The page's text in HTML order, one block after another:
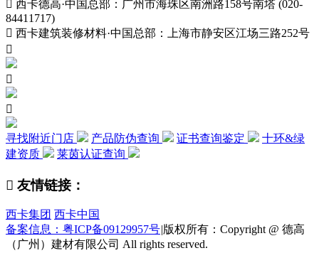
 西卡德高·中国总部：广州市海珠区南洲路158号南塔 (020-
84411717)
 西卡建筑装修材料·中国总部：上海市静安区江场三路252号



寻找附近门店 产品防伪查询 证书查询鉴定
十环&绿
建资质
莱茵认证查询
 友情链接：
西卡集团 西卡中国
备案信息：粤ICP备09129957号|版权所有：Copyright @ 德高
（广州）建材有限公司 All rights reserved.